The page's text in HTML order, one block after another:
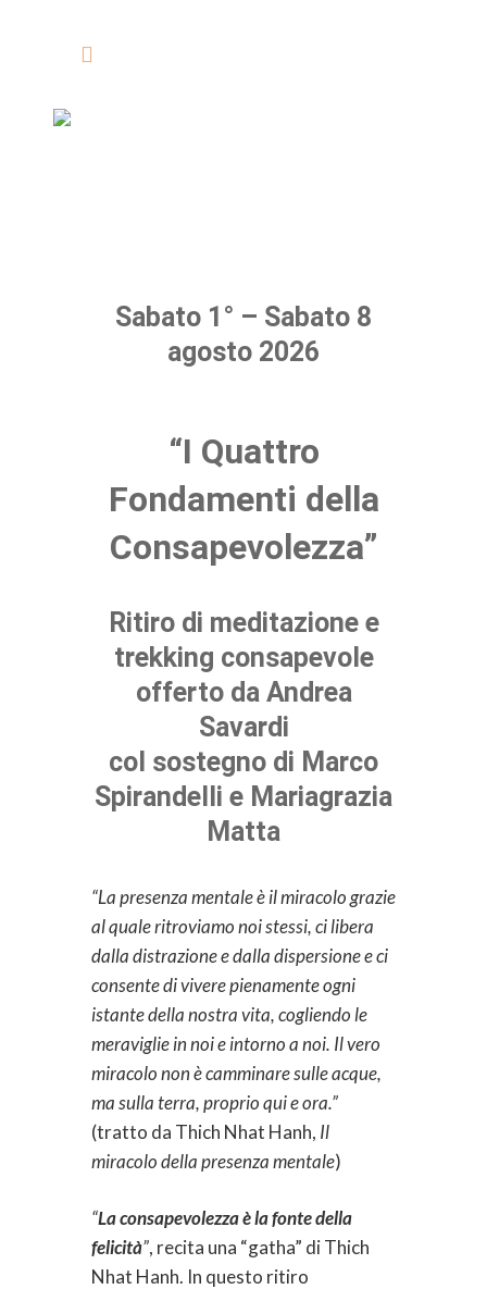
Sabato 1° – Sabato 8
agosto 2026
“I Quattro
Fondamenti della
Consapevolezza”
Ritiro di meditazione e
trekking consapevole
offerto da Andrea
Savardi
col sostegno di Marco
Spirandelli e Mariagrazia
Matta
“La presenza mentale è il miracolo grazie
al quale ritroviamo noi stessi, ci libera
dalla distrazione e dalla dispersione e ci
consente di vivere pienamente ogni
istante della nostra vita, cogliendo le
meraviglie in noi e intorno a noi. Il vero
miracolo non è camminare sulle acque,
ma sulla terra, proprio qui e ora.”
(tratto da Thich Nhat Hanh, Il
miracolo della presenza mentale)
“La consapevolezza è la fonte della
felicità”, recita una “gatha” di Thich
Nhat Hanh. In questo ritiro